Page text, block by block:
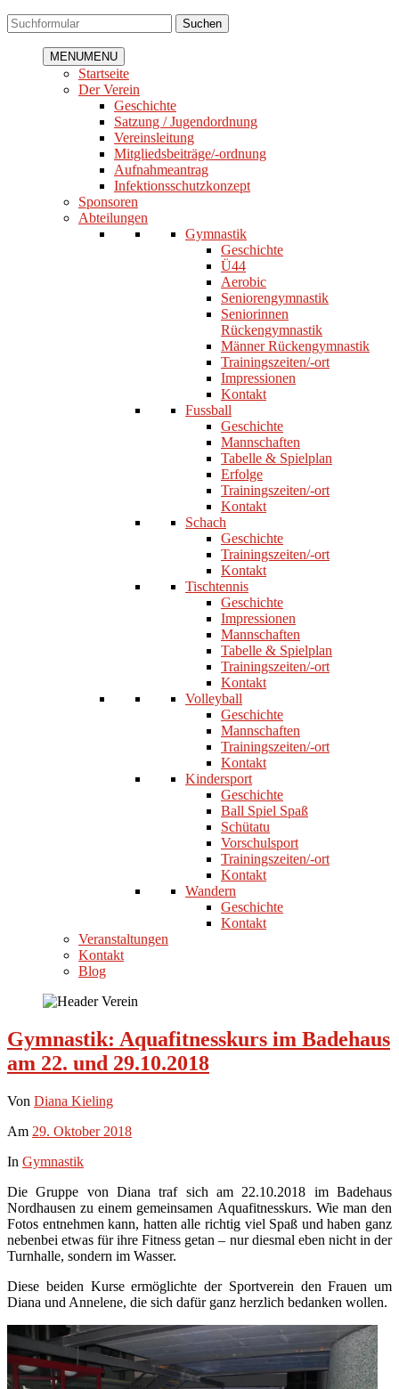
Suchen
MENUMENU
Startseite
Der Verein
Geschichte
Satzung / Jugendordnung
Vereinsleitung
Mitgliedsbeiträge/-ordnung
Aufnahmeantrag
Infektionsschutzkonzept
Sponsoren
Abteilungen
Gymnastik
Geschichte
Ü44
Aerobic
Seniorengymnastik
Seniorinnen
Rückengymnastik
Männer Rückengymnastik
Trainingszeiten/-ort
Impressionen
Kontakt
Fussball
Geschichte
Mannschaften
Tabelle & Spielplan
Erfolge
Trainingszeiten/-ort
Kontakt
Schach
Geschichte
Trainingszeiten/-ort
Kontakt
Tischtennis
Geschichte
Impressionen
Mannschaften
Tabelle & Spielplan
Trainingszeiten/-ort
Kontakt
Volleyball
Geschichte
Mannschaften
Trainingszeiten/-ort
Kontakt
Kindersport
Geschichte
Ball Spiel Spaß
Schütatu
Vorschulsport
Trainingszeiten/-ort
Kontakt
Wandern
Geschichte
Kontakt
Veranstaltungen
Kontakt
Blog
Gymnastik: Aquafitnesskurs im Badehaus
am 22. und 29.10.2018
Von Diana Kieling
Am 29. Oktober 2018
In Gymnastik
Die Gruppe von Diana traf sich am 22.10.2018 im Badehaus
Nordhausen zu einem gemeinsamen Aquafitnesskurs. Wie man den
Fotos entnehmen kann, hatten alle richtig viel Spaß und haben ganz
nebenbei etwas für ihre Fitness getan – nur diesmal eben nicht in der
Turnhalle, sondern im Wasser.
Diese beiden Kurse ermöglichte der Sportverein den Frauen um
Diana und Annelene, die sich dafür ganz herzlich bedanken wollen.